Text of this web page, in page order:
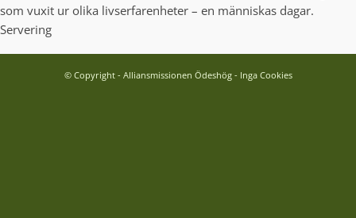
som vuxit ur olika livserfarenheter – en människas dagar.
Servering
© Copyright - Alliansmissionen Ödeshög - Inga Cookies